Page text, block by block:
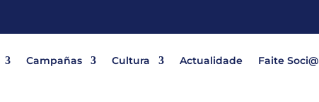
Campañas Cultura Actualidade Faite Soci@